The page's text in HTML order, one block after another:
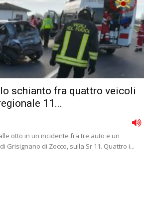
schianto fra quattro veicoli
11...
otto in un incidente fra tre auto e un
Grisignano di Zocco, sulla Sr 11. Quattro i...